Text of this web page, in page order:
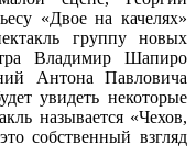
«Двое на качелях»
группу новых
Владимир Шапиро
Антона Павловича
увидеть некоторые
называется «Чехов,
собственный взгляд